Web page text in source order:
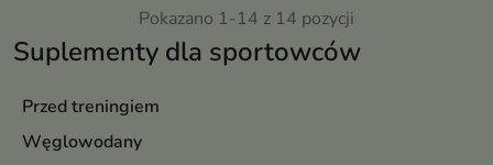
Suplementy dla sportowców
Przed treningiem
Węglowodany
Pokazano 1-14 z 14 pozycji